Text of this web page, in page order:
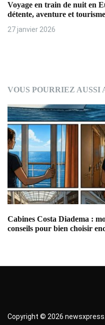
Voyage en train de nuit en
détente, aventure et
27 janvier 2026
VOUS POURRIEZ AUSSI
Cabines Costa Diadema :
conseils pour bien choisir
Copyright © 2026 newsxpress.